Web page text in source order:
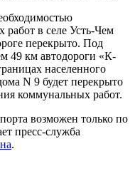
в селе Усть-Чем
перекрыто. Под
49 км автодороги «К-
населенного
N 9 будет перекрыто
коммунальных работ.
возможен только по
пресс-служба
.